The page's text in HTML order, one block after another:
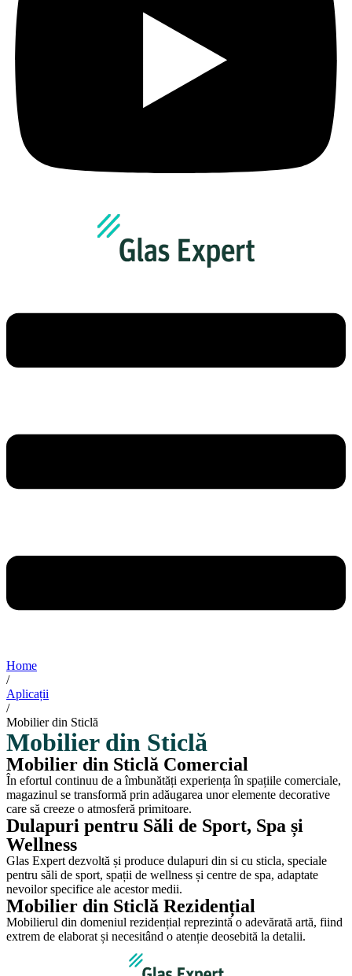
Home
/
Aplicații
/
Mobilier din Sticlă
Mobilier din Sticlă
Mobilier din Sticlă Comercial
În efortul continuu de a îmbunătăți experiența în spațiile comerciale,
magazinul se transformă prin adăugarea unor elemente decorative
care să creeze o atmosferă primitoare.
Dulapuri pentru Săli de Sport, Spa și
Wellness
Glas Expert dezvoltă și produce dulapuri din si cu sticla, speciale
pentru săli de sport, spații de wellness și centre de spa, adaptate
nevoilor specifice ale acestor medii.
Mobilier din Sticlă Rezidențial
Mobilierul din domeniul rezidențial reprezintă o adevărată artă, fiind
extrem de elaborat și necesitând o atenție deosebită la detalii.